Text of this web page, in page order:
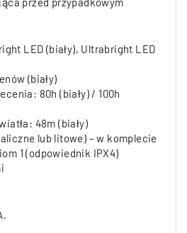
LED (biały), Ultrabright LED
(biały)
80h (biały) / 100h
48m (biały)
lub litowe) – w komplecie
1 (odpowiednik IPX4)